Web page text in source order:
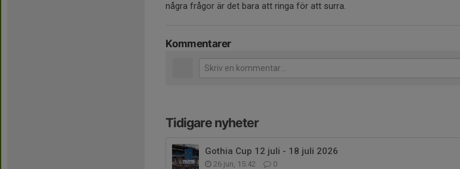
några frågor är det bara att ringa för att surra.
Kommentarer
Tidigare nyheter
Gothia Cup 12 juli - 18 juli 2026
26 jun, 15:42 0